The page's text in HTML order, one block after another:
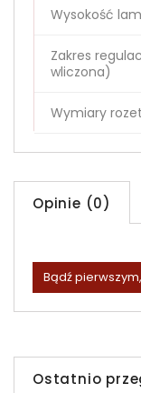
Wysokość
Zakres
wliczona)
Wymiary
Opinie (0)
Bądź
Ostatnio